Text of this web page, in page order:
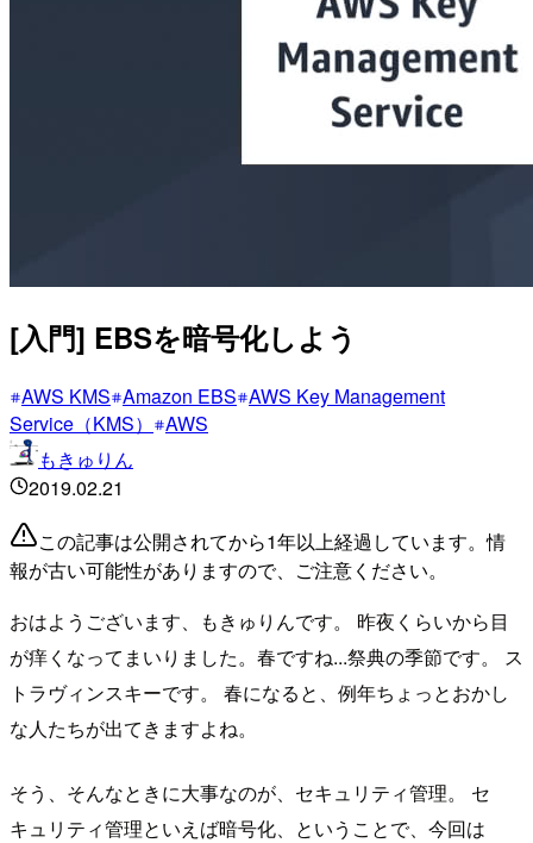
[入門] EBSを暗号化しよう
AWS KMS Amazon EBS AWS Key Management
Service（KMS）
AWS
もきゅりん
2019.02.21
この記事は公開されてから1年以上経過しています。情
報が古い可能性がありますので、ご注意ください。
おはようございます、もきゅりんです。 昨夜くらいから目
が痒くなってまいりました。春ですね...祭典の季節です。 ス
トラヴィンスキーです。 春になると、例年ちょっとおかし
な人たちが出てきますよね。
そう、そんなときに大事なのが、セキュリティ管理。 セ
キュリティ管理といえば暗号化、ということで、今回は